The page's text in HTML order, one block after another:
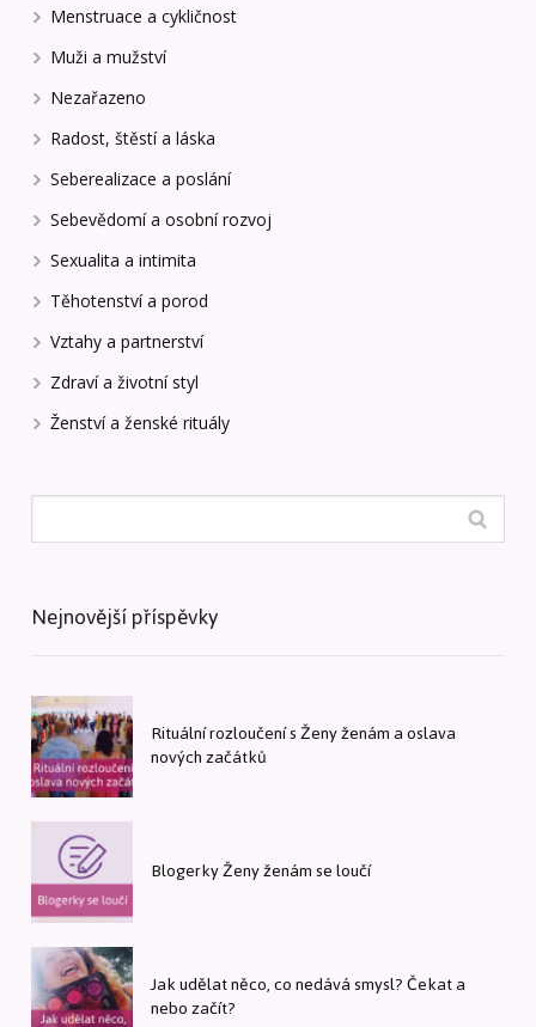
Menstruace a cykličnost
Muži a mužství
Nezařazeno
Radost, štěstí a láska
Seberealizace a poslání
Sebevědomí a osobní rozvoj
Sexualita a intimita
Těhotenství a porod
Vztahy a partnerství
Zdraví a životní styl
Ženství a ženské rituály
Nejnovější příspěvky
Rituální rozloučení s Ženy ženám a oslava
nových začátků
Blogerky Ženy ženám se loučí
Jak udělat něco, co nedává smysl? Čekat a
nebo začít?